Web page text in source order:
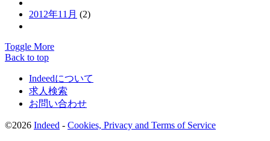
2012年11月 (2)
Toggle More
Back to top
Indeedについて
求人検索
お問い合わせ
©2026 Indeed - Cookies, Privacy and Terms of Service